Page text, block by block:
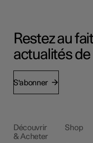
Restez au
actualités
S'abonner
Découvrir
& Acheter
Shop